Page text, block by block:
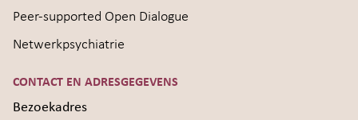
Peer-supported Open Dialogue
Netwerkpsychiatrie
CONTACT EN ADRESGEGEVENS
Bezoekadres